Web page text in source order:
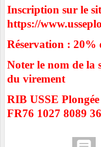
Inscription sur le
https://
Réservation :
Noter le nom de la
du virement
RIB USSE
FR76 1027 8089